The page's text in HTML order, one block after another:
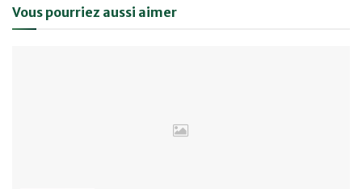
Vous pourriez aussi aimer